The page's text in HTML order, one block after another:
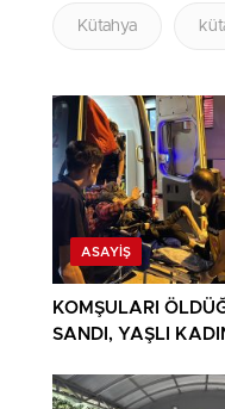
Kütahya
ASAYIŞ
KOMŞULARI
SANDI, YAŞLI
BULUNDU